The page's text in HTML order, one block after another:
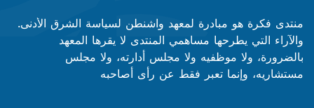
منتدى فكرة هو مبادرة لمعهد واشنطن لسياسة الشرق الأدنى.
والآراء التي يطرحها مساهمي المنتدى لا يقرها المعهد
بالضرورة، ولا موظفيه ولا مجلس أدارته، ولا مجلس
مستشاريه، وإنما تعبر فقط عن رأى أصاحبه